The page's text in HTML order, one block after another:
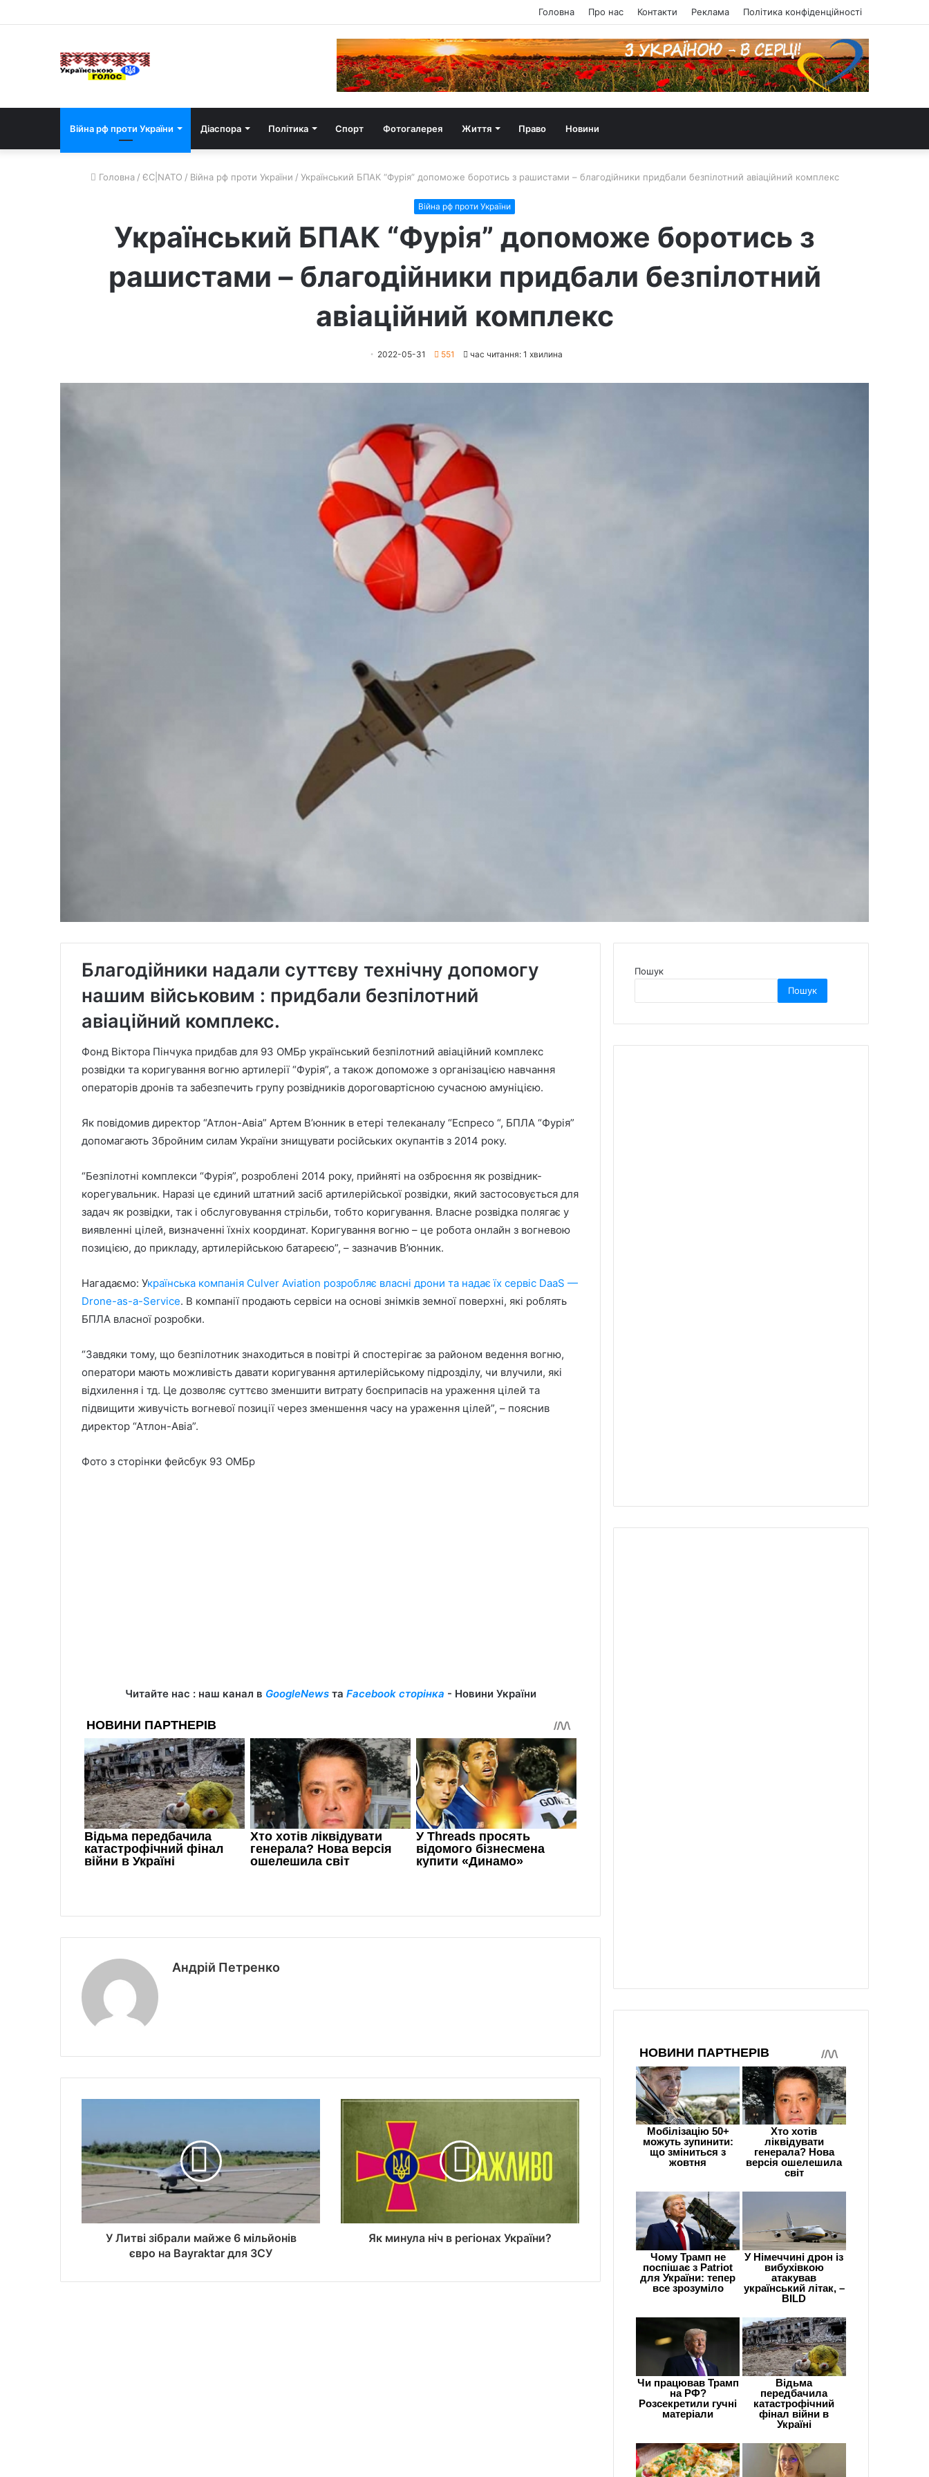
Головна Про нас Контакти Реклама Політика конфіденційності
Війна рф проти України Діаспора Політика Спорт Фотогалерея Життя Право Новини
Головна / ЄС|NATO / Війна рф проти України / Український БПАК “Фурія” допоможе боротись з рашистами – благодійники придбали безпілотний авіаційний комплекс
Війна рф проти України
Український БПАК “Фурія” допоможе боротись з
рашистами – благодійники придбали безпілотний
авіаційний комплекс
2022-05-31 551 час читання: 1 хвилина
Благодійники надали суттєву технічну допомогу
нашим військовим : придбали безпілотний
авіаційний комплекс.
Фонд Віктора Пінчука придбав для 93 ОМБр український безпілотний авіаційний комплекс
розвідки та коригування вогню артилерії “Фурія”, а також допоможе з організацією навчання
операторів дронів та забезпечить групу розвідників дороговартісною сучасною амуніцією.
Як повідомив директор “Атлон-Авіа” Артем В’юнник в етері телеканалу “Еспресо “, БПЛА “Фурія”
допомагають Збройним силам України знищувати російських окупантів з 2014 року.
“Безпілотні комплекси “Фурія”, розроблені 2014 року, прийняті на озброєння як розвідник-
корегувальник. Наразі це єдиний штатний засіб артилерійської розвідки, який застосовується для
задач як розвідки, так і обслуговування стрільби, тобто коригування. Власне розвідка полягає у
виявленні цілей, визначенні їхніх координат. Коригування вогню – це робота онлайн з вогневою
позицією, до прикладу, артилерійською батареєю”, – зазначив В’юнник.
Нагадаємо: Українська компанія Culver Aviation розробляє власні дрони та надає їх сервіс DaaS —
Drone-as-a-Service. В компанії продають сервіси на основі знімків земної поверхні, які роблять
БПЛА власної розробки.
“Завдяки тому, що безпілотник знаходиться в повітрі й спостерігає за районом ведення вогню,
оператори мають можливість давати коригування артилерійському підрозділу, чи влучили, які
відхилення і тд. Це дозволяє суттєво зменшити витрату боєприпасів на ураження цілей та
підвищити живучість вогневої позиції через зменшення часу на ураження цілей”, – пояснив
директор “Атлон-Авіа”.
Фото з сторінки фейсбук 93 ОМБр
Читайте нас : наш канал в GoogleNewsта Facebook сторінка - Новини України
Андрій Петренко
У Литві зібрали майже 6 мільйонів
євро на Bayraktar для ЗСУ
Як минула ніч в регіонах України?
Пошук
Пошук